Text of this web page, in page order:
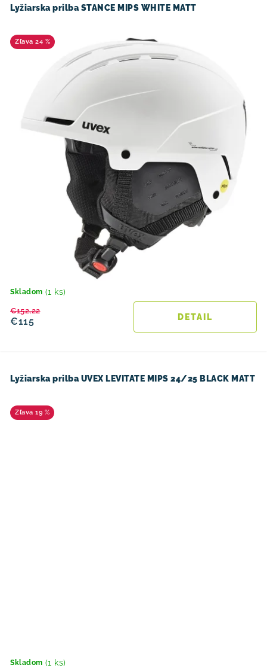
Lyžiarska prilba STANCE MIPS WHITE MATT
24 %
Skladom (1 ks)
€115
€152,22
DETAIL
Lyžiarska prilba UVEX LEVITATE MIPS 24/25 BLACK MATT
19 %
Skladom (1 ks)